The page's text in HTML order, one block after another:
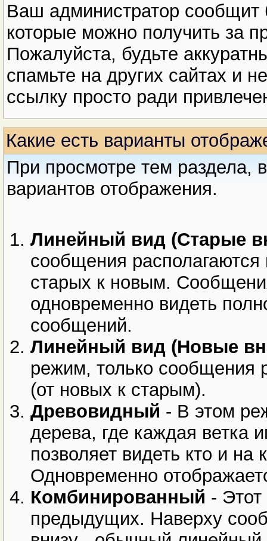
Ваш администратор
которые можно получить за
Пожалуйста, будьте
спамьте на других сайтах и
ссылку просто ради
Какие есть варианты
При просмотре тем раздела,
вариантов отображения.
Линейный вид (Старые
сообщения располагаются
старых к новым.
одновременно видеть
сообщений.
Линейный вид (Новые
режим, только сообщения
(от новых к старым).
Древовидный - В этом
дерева, где каждая ветка
позволяет видеть кто и
Одновременно
Комбинированный -
предыдущих. Наверху